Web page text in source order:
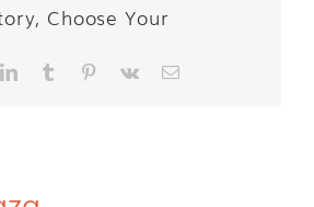
Choose Your
LinkedIn
TumblrPinterest
Vk
E-